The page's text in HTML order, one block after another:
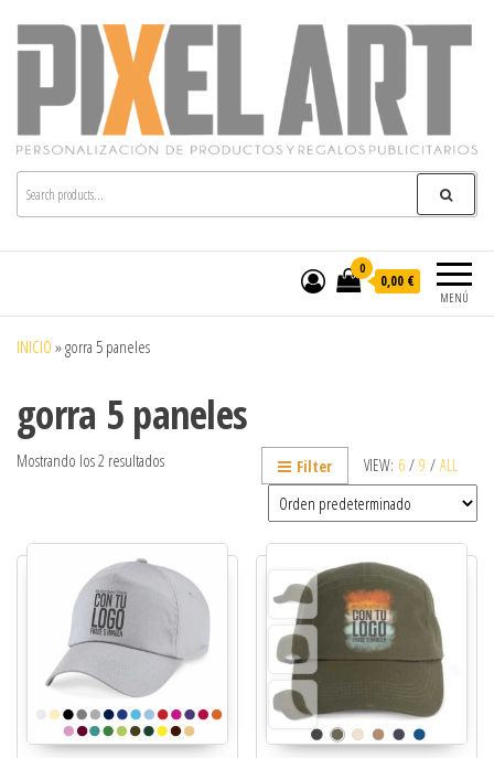
Pixelart
Especialistas en textil publicitario y regalos
personalizados en móstoles
MENÚ
0
0,00 €
INICIO »gorra 5 paneles
gorra 5 paneles
VIEW: 6 / 9 / ALL
Filter
Mostrando los 2 resultados